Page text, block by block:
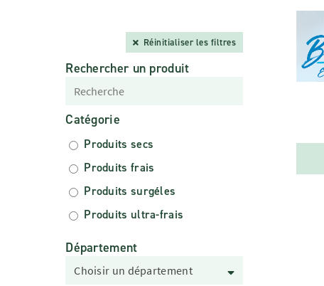
Réinitialiser les filtres
Rechercher un produit
Catégorie
Produits secs
Produits frais
Produits surgéles
Produits ultra-frais
Département
Choisir un département